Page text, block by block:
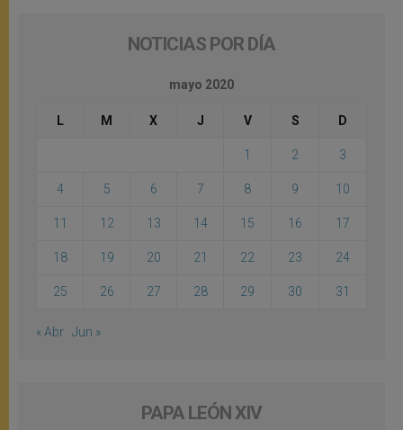
NOTICIAS POR DÍA
mayo 2020
L M X J V S D
1 2 3
4 5 6 7 8 9 10
11 12 13 14 15 16 17
18 19 20 21 22 23 24
25 26 27 28 29 30 31
« Abr Jun »
PAPA LEÓN XIV